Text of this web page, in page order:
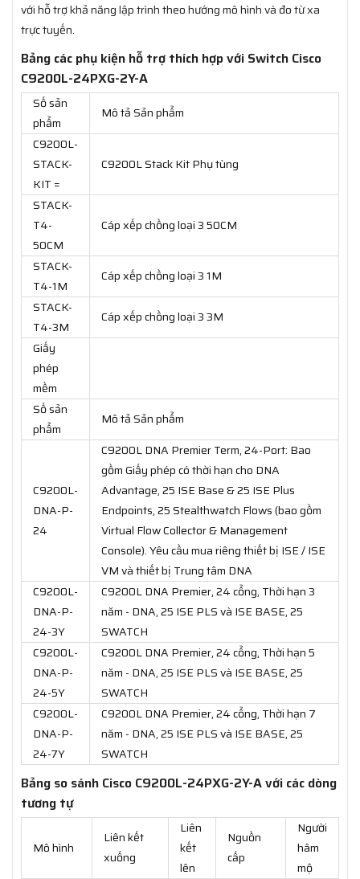
với hỗ trợ khả năng lập trình theo hướng mô hình và đo từ xa
trực tuyến.
Bảng các phụ kiện hỗ trợ thích hợp với Switch Cisco
C9200L-24PXG-2Y-A
Số sản
phẩm
Mô tả Sản phẩm
C9200L-
STACK-
KIT =
C9200L Stack Kit Phụ tùng
STACK-
T4-
50CM
Cáp xếp chồng loại 3 50CM
STACK-
T4-1M
Cáp xếp chồng loại 3 1M
STACK-
T4-3M
Cáp xếp chồng loại 3 3M
Giấy
phép
mềm
Số sản
phẩm
Mô tả Sản phẩm
C9200L-
DNA-P-
24
C9200L DNA Premier Term, 24-Port: Bao
gồm Giấy phép có thời hạn cho DNA
Advantage, 25 ISE Base & 25 ISE Plus
Endpoints, 25 Stealthwatch Flows (bao gồm
Virtual Flow Collector & Management
Console). Yêu cầu mua riêng thiết bị ISE / ISE
VM và thiết bị Trung tâm DNA
C9200L-
DNA-P-
24-3Y
C9200L DNA Premier, 24 cổng, Thời hạn 3
năm - DNA, 25 ISE PLS và ISE BASE, 25
SWATCH
C9200L-
DNA-P-
24-5Y
C9200L DNA Premier, 24 cổng, Thời hạn 5
năm - DNA, 25 ISE PLS và ISE BASE, 25
SWATCH
C9200L-
DNA-P-
24-7Y
C9200L DNA Premier, 24 cổng, Thời hạn 7
năm - DNA, 25 ISE PLS và ISE BASE, 25
SWATCH
Bảng so sánh Cisco C9200L-24PXG-2Y-A với các dòng
tương tự
Mô hình
Liên kết
xuống
Liên
kết
lên
Nguồn
cấp
Người
hâm
mộ